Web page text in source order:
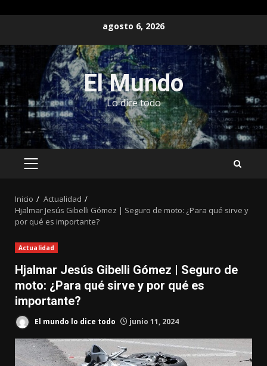
contenido
agosto 6, 2026
El Mundo
Lo dice todo
MENÚ
Inicio
Actualidad
Hjalmar Jesús Gibelli Gómez | Seguro de moto: ¿Para qué sirve y
por qué es importante?
Actualidad
Hjalmar Jesús Gibelli Gómez | Seguro de
moto: ¿Para qué sirve y por qué es
importante?
El mundo lo dice todo junio 11, 2024